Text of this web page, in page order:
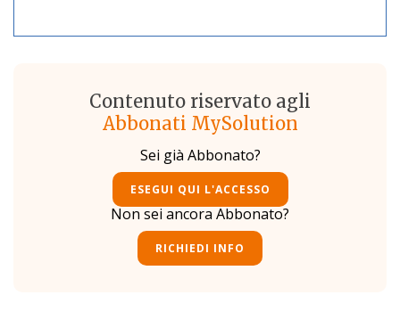
Contenuto riservato agli
Abbonati MySolution
Sei già Abbonato?
ESEGUI QUI L'ACCESSO
Non sei ancora Abbonato?
RICHIEDI INFO